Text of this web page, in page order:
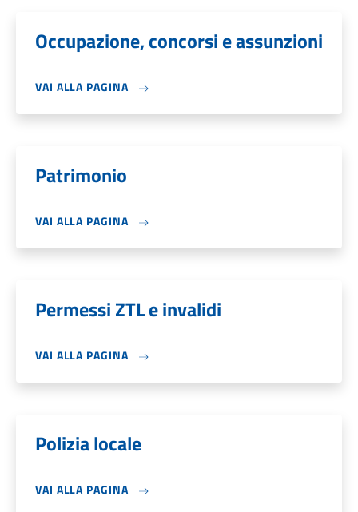
Occupazione, concorsi e assunzioni
VAI ALLA PAGINA
Patrimonio
VAI ALLA PAGINA
Permessi ZTL e invalidi
VAI ALLA PAGINA
Polizia locale
VAI ALLA PAGINA